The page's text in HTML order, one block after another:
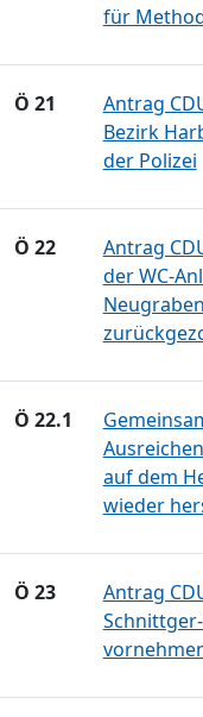
für
Ö 21
Antrag
Bezirk
der Polizei
Ö 22
Antrag
der WC-
Ö 22.1
auf dem
wieder
Ö 23
Antrag